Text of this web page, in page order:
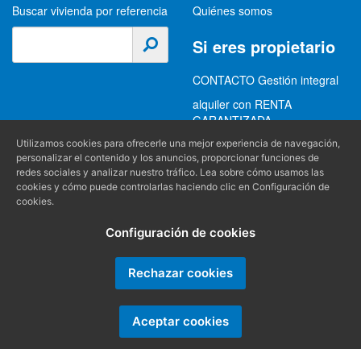
Buscar vivienda por referencia
Quiénes somos
Si eres propietario
CONTACTO Gestión integral
alquiler con RENTA
GARANTIZADA
GESTION INTEGRAL
ALQUILER
Información
Política de privacidad
Condiciones generales
(+34) 956 489 403
info@alquilereschiclana.com
Utilizamos cookies para ofrecerle una mejor experiencia de navegación,
personalizar el contenido y los anuncios, proporcionar funciones de
redes sociales y analizar nuestro tráfico. Lea sobre cómo usamos las
cookies y cómo puede controlarlas haciendo clic en Configuración de
cookies.
Configuración de cookies
Rechazar cookies
Aceptar cookies